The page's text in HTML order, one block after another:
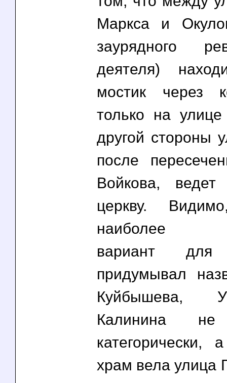
Маркса и
заурядного
деятеля)
мостик через
только на
другой стороны
после
Войкова,
церкву.
наиболее
вариант
придумывал
Куйбышева,
Калинина не
храм вела улица